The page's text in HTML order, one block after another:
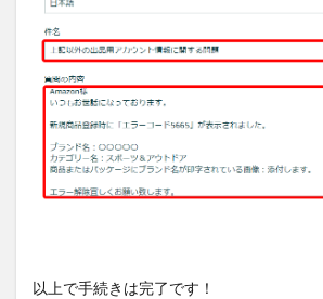
以上で手続きは完了です！